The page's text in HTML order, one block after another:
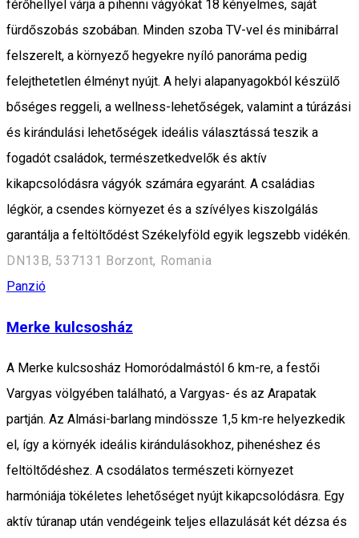
férőhellyel várja a pihenni vágyókat 18 kényelmes, saját
fürdőszobás szobában. Minden szoba TV-vel és minibárral
felszerelt, a környező hegyekre nyíló panoráma pedig
felejthetetlen élményt nyújt. A helyi alapanyagokból készülő
bőséges reggeli, a wellness-lehetőségek, valamint a túrázási
és kirándulási lehetőségek ideális választássá teszik a
fogadót családok, természetkedvelők és aktív
kikapcsolódásra vágyók számára egyaránt. A családias
légkör, a csendes környezet és a szívélyes kiszolgálás
garantálja a feltöltődést Székelyföld egyik legszebb vidékén.
DN13B, 537131 Borzont, Romania
Panzió
Merke kulcsosház
A Merke kulcsosház Homoródalmástól 6 km-re, a festői
Vargyas völgyében található, a Vargyas- és az Arapatak
partján. Az Almási-barlang mindössze 1,5 km-re helyezkedik
el, így a környék ideális kirándulásokhoz, pihenéshez és
feltöltődéshez. A csodálatos természeti környezet
harmóniája tökéletes lehetőséget nyújt kikapcsolódásra. Egy
aktív túranap után vendégeink teljes ellazulását két dézsa és